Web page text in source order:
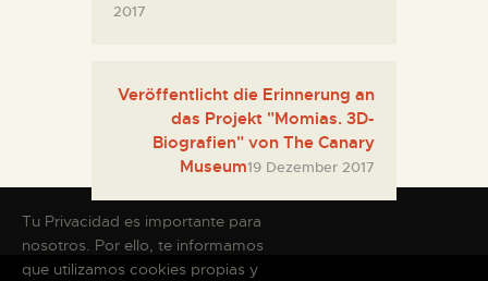
2017
Veröffentlicht die Erinnerung an
das Projekt "Momias. 3D-
Biografien" von The Canary
Museum19 Dezember 2017
Tu Privacidad es importante para
nosotros. Por ello, te informamos
que utilizamos cookies propias y